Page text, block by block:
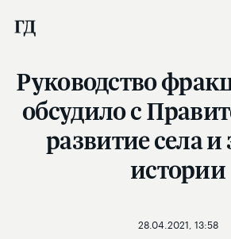
Руководство
обсудило с
развитие села
истории
28.04.2021, 13:58